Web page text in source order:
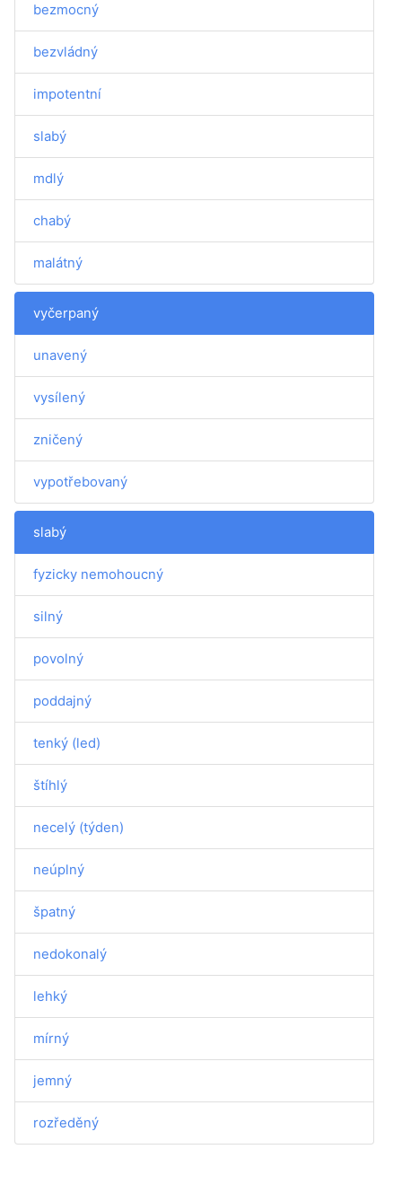
bezmocný
bezvládný
impotentní
slabý
mdlý
chabý
malátný
vyčerpaný
unavený
vysílený
zničený
vypotřebovaný
slabý
fyzicky nemohoucný
silný
povolný
poddajný
tenký (led)
štíhlý
necelý (týden)
neúplný
špatný
nedokonalý
lehký
mírný
jemný
rozředěný